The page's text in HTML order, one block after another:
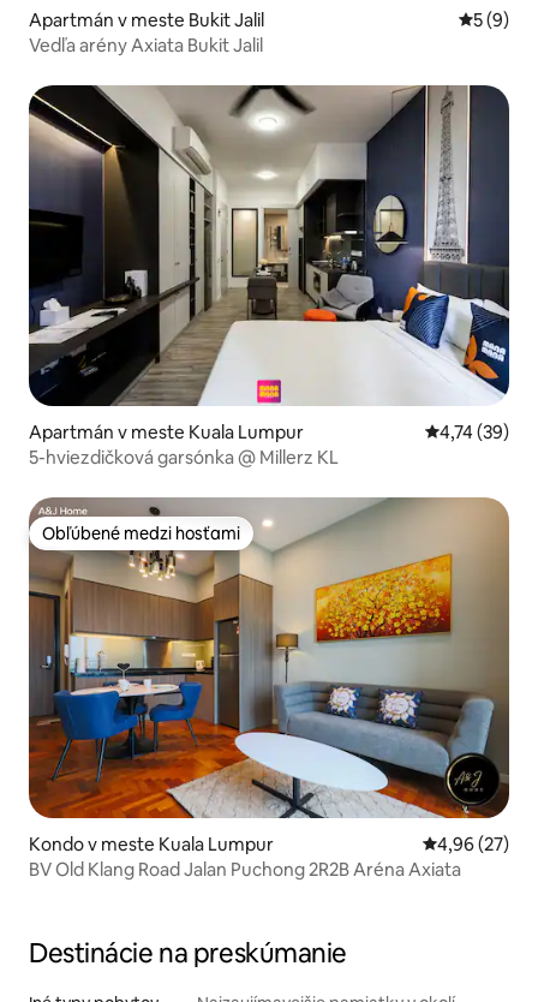
Apartmán v meste Bukit Jalil
5 (9)
Vedľa arény Axiata Bukit Jalil
Apartmán v meste Kuala Lumpur Priemerné
4,74 (39)
5-hviezdičková garsónka @ Millerz KL
Obľúbené medzi hosťami
Obľúbené medzi hosťami
Kondo v meste Kuala Lumpur Priemerné
4,96 (27)
BV Old Klang Road Jalan Puchong 2R2B Aréna Axiata
Destinácie na preskúmanie